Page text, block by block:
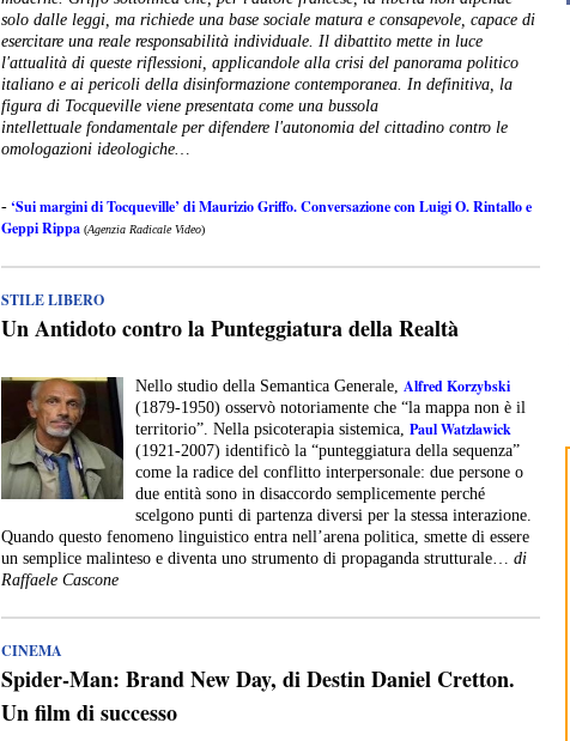
solo dalle leggi, ma richiede una base sociale matura e consapevole, capace di
esercitare una reale responsabilità individuale. Il dibattito mette in luce
l'attualità di queste riflessioni, applicandole alla crisi del panorama politico
italiano e ai pericoli della disinformazione contemporanea. In definitiva, la
figura di Tocqueville viene presentata come una bussola
intellettuale fondamentale per difendere l'autonomia del cittadino contro le
omologazioni ideologiche…
- ‘Sui margini di Tocqueville’ di Maurizio Griffo. Conversazione con Luigi O. Rintallo e
Geppi Rippa (Agenzia Radicale Video)
STILE LIBERO
Un Antidoto contro la Punteggiatura della Realtà
Nello studio della Semantica Generale, Alfred Korzybski
(1879-1950) osservò notoriamente che “la mappa non è il
territorio”. Nella psicoterapia sistemica, Paul Watzlawick
(1921-2007) identificò la “punteggiatura della sequenza”
come la radice del conflitto interpersonale: due persone o
due entità sono in disaccordo semplicemente perché
scelgono punti di partenza diversi per la stessa interazione.
Quando questo fenomeno linguistico entra nell’arena politica, smette di essere
un semplice malinteso e diventa uno strumento di propaganda strutturale… di
Raffaele Cascone
CINEMA
Spider-Man: Brand New Day, di Destin Daniel Cretton.
Un film di successo